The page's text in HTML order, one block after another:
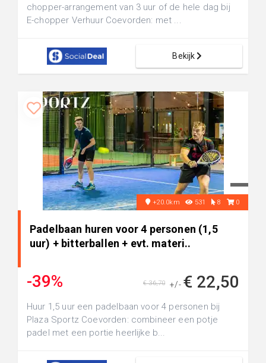
chopper-arrangement van 3 uur of de hele dag bij
E-chopper Verhuur Coevorden: met ...
Bekijk
+20.0km 531 8 0
Padelbaan huren voor 4 personen (1,5
uur) + bitterballen + evt. materi..
-39% +/- € 22,50
€ 36,70
Huur 1,5 uur een padelbaan voor 4 personen bij
Plaza Sportz Coevorden: combineer een potje
padel met een portie heerlijke b...